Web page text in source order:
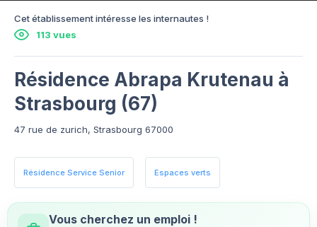
Cet établissement intéresse les internautes !
113 vues
Résidence Abrapa Krutenau à
Strasbourg (67)
47 rue de zurich, Strasbourg 67000
Résidence Service Senior Espaces verts
Vous cherchez un emploi !